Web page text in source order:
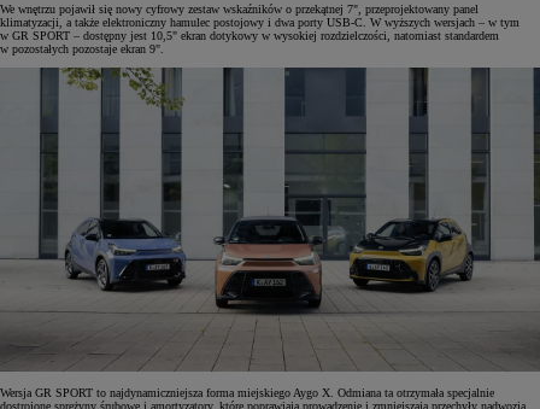
We wnętrzu pojawił się nowy cyfrowy zestaw wskaźników o przekątnej 7", przeprojektowany panel
klimatyzacji, a także elektroniczny hamulec postojowy i dwa porty USB-C. W wyższych wersjach – w tym
w GR SPORT – dostępny jest 10,5" ekran dotykowy w wysokiej rozdzielczości, natomiast standardem
w pozostałych pozostaje ekran 9".
Wersja GR SPORT to najdynamiczniejsza forma miejskiego Aygo X. Odmiana ta otrzymała specjalnie
dostrojone sprężyny śrubowe i amortyzatory, które poprawiają prowadzenie i zmniejszają przechyły nadwozia.